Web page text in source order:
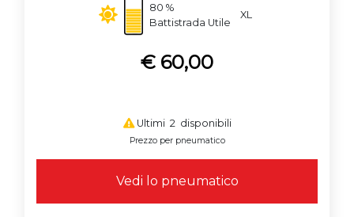
80 %
Battistrada Utile
XL
€ 60,00
Ultimi 2 disponibili
Prezzo per pneumatico
Vedi lo pneumatico